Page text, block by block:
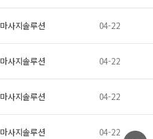
마사지솔루션 04-22
마사지솔루션 04-22
마사지솔루션 04-22
마사지솔루션 04-22